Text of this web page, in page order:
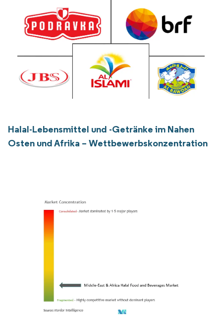
Halal-Lebensmittel und -Getränke im Nahen
Osten und Afrika – Wettbewerbskonzentration